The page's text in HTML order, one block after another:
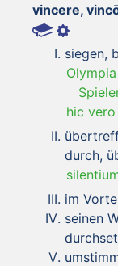
vincere,
siegen,
hic
durch,
im
seinen